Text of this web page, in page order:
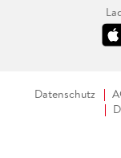
Datenschutz